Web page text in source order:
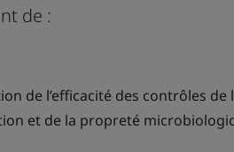
de :
de l’efficacité des contrôles
et de la propreté